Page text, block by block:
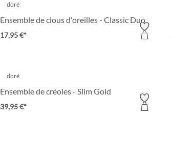
doré
Ensemble de clous d'oreilles - Classic Duo
17,95 €*
doré
Ensemble de créoles - Slim Gold
39,95 €*